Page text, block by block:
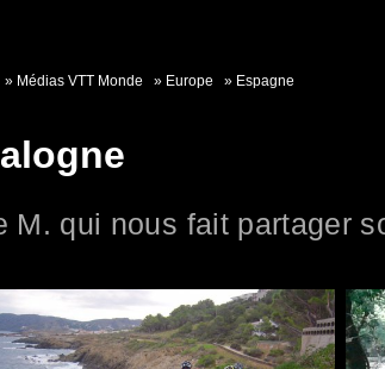
Médias VTT Monde Europe Espagne
M. qui nous fait partager